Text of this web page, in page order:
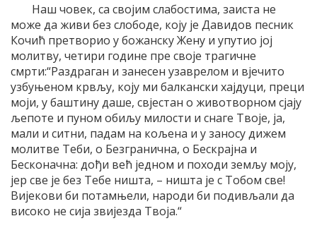
Наш човек, са својим слабостима, заиста не
може да живи без слободе, коју је Давидов песник
Кочић претворио у божанску Жену и упутио јој
молитву, четири године пре своје трагичне
смрти:“Раздраган и занесен узаврелом и вјечито
узбуњеном крвљу, коју ми балкански хајдуци, преци
моји, у баштину даше, свјестан о животворном сјају
љепоте и пуном обиљу милости и снаге Твоје, ја,
мали и ситни, падам на кољена и у заносу дижем
молитве Теби, о Безгранична, о Бескрајна и
Бесконачна: дођи већ једном и походи земљу моју,
јер све је без Тебе ништа, – ништа је с Тобом све!
Вијекови би потамњели, народи би подивљали да
високо не сија звијезда Твоја.“